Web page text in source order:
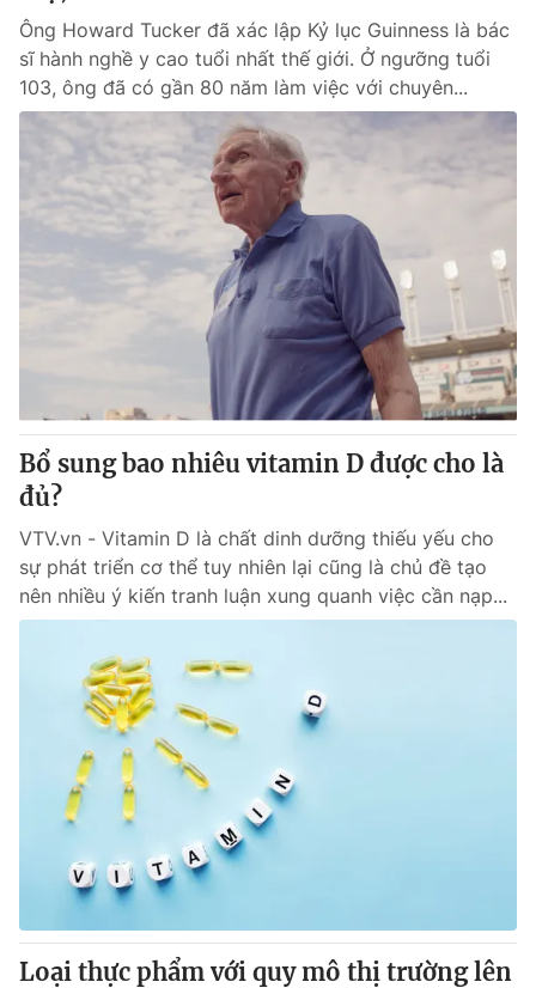
Ông Howard Tucker đã xác lập Kỷ lục Guinness là bác
sĩ hành nghề y cao tuổi nhất thế giới. Ở ngưỡng tuổi
103, ông đã có gần 80 năm làm việc với chuyên...
Bổ sung bao nhiêu vitamin D được cho là
đủ?
VTV.vn - Vitamin D là chất dinh dưỡng thiếu yếu cho
sự phát triển cơ thể tuy nhiên lại cũng là chủ đề tạo
nên nhiều ý kiến tranh luận xung quanh việc cần nạp...
Loại thực phẩm với quy mô thị trường lên